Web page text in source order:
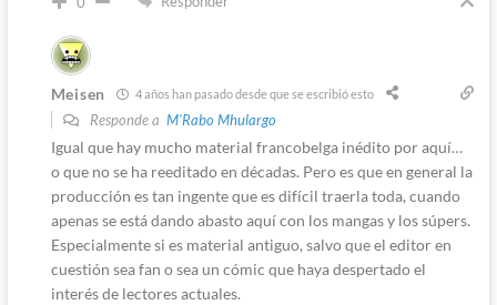
Meisen 4 años han pasado desde que se escribió esto
Responde a M'Rabo Mhulargo
Igual que hay mucho material francobelga inédito por aquí…
o que no se ha reeditado en décadas. Pero es que en general la
producción es tan ingente que es difícil traerla toda, cuando
apenas se está dando abasto aquí con los mangas y los súpers.
Especialmente si es material antiguo, salvo que el editor en
cuestión sea fan o sea un cómic que haya despertado el
interés de lectores actuales.